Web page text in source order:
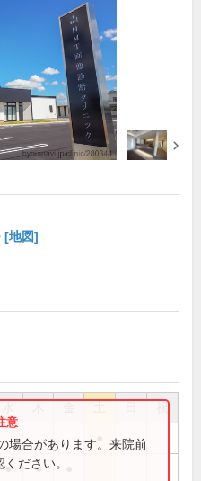
[地図]
祝
● ●
場合があります。来院前
ださい。